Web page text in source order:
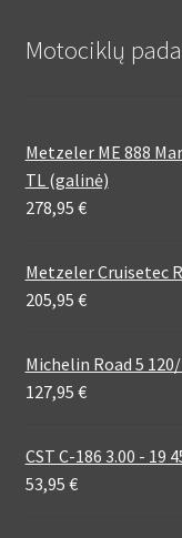
Motociklų
Metzeler ME 888
TL (galinė)
278,95 €
Metzeler Cruisetec
205,95 €
Michelin Road 5
127,95 €
CST C-186 3.00 - 19
53,95 €